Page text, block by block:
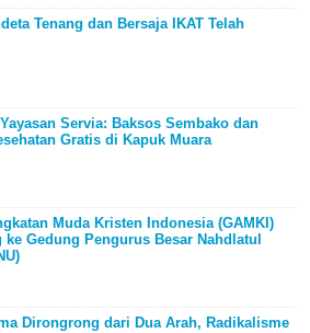
Tenang dan Bersaja IKAT Telah
Servia: Baksos Sembako dan
Gratis di Kapuk Muara
Muda Kristen Indonesia (GAMKI)
ke Gedung Pengurus Besar Nahdlatul
Dirongrong dari Dua Arah, Radikalisme